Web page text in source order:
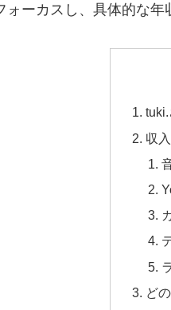
ーカスし、具体的な年
収
ど